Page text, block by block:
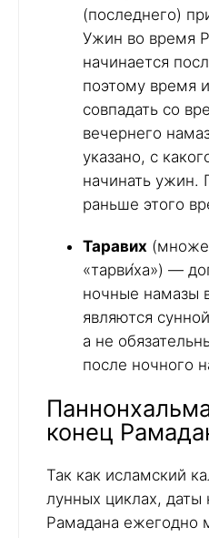
(последнего)
Ужин во время
начинается
поэтому время
совпадать со
вечернего
указано, с
начинать ужин.
раньше этого
Таравих
«тарви́ха») —
ночные намазы
являются
а не
после ночного
конец
Так как исламский
лунных циклах, даты
Рамадана ежегодно